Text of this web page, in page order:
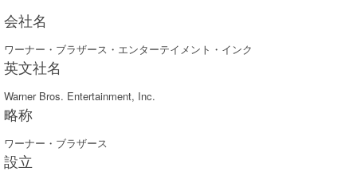
会社名
ワーナー・ブラザース・エンターテイメント・インク
英文社名
Warner Bros. Entertainment, Inc.
略称
ワーナー・ブラザース
設立